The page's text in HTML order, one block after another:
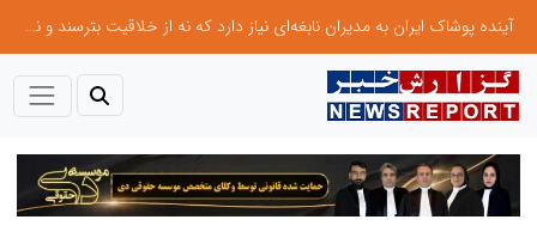
آینده پوشاک ایران به مدیران نابغه‌ای نیاز دارد که نه از خلاقیت بترسند و نه بروکراسی